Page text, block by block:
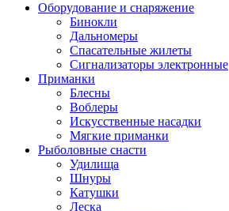
Оборудование и снаряжение
Бинокли
Дальномеры
Спасательные жилеты
Сигнализаторы электронные
Приманки
Блесны
Воблеры
Искусственные насадки
Мягкие приманки
Рыболовные снасти
Удилища
Шнуры
Катушки
Леска